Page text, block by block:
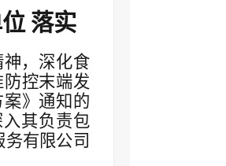
落实
，深化食
控末端发
》通知的
其负责包
有限公司